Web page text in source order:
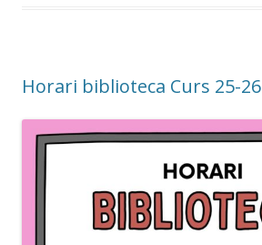
Horari biblioteca Curs 25-26